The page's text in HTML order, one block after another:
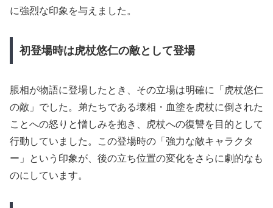
に強烈な印象を与えました。
初登場時は虎杖悠仁の敵として登場
脹相が物語に登場したとき、その立場は明確に「虎杖悠仁
の敵」でした。弟たちである壊相・血塗を虎杖に倒された
ことへの怒りと憎しみを抱き、虎杖への復讐を目的として
行動していました。この登場時の「強力な敵キャラクタ
ー」という印象が、後の立ち位置の変化をさらに劇的なも
のにしています。